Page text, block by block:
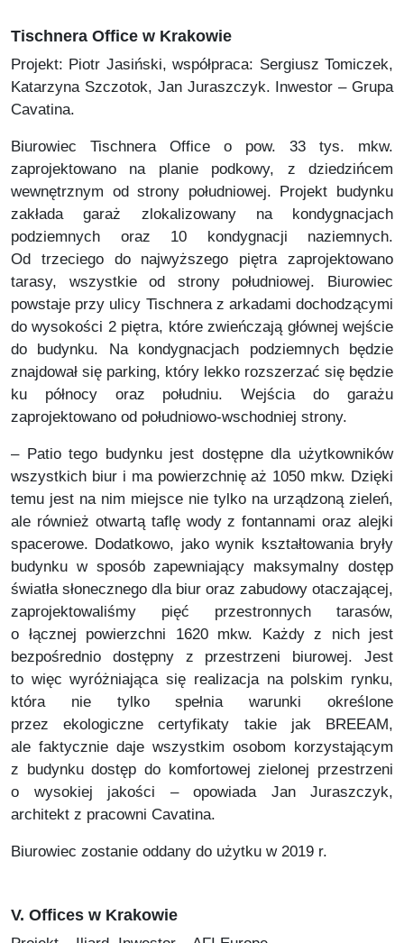
Tischnera Office w Krakowie
Projekt: Piotr Jasiński, współpraca: Sergiusz Tomiczek,
Katarzyna Szczotok, Jan Juraszczyk. Inwestor – Grupa
Cavatina.
Biurowiec Tischnera Office o pow. 33 tys. mkw.
zaprojektowano na planie podkowy, z dziedzińcem
wewnętrznym od strony południowej. Projekt budynku
zakłada garaż zlokalizowany na kondygnacjach
podziemnych oraz 10 kondygnacji naziemnych.
Od trzeciego do najwyższego piętra zaprojektowano
tarasy, wszystkie od strony południowej. Biurowiec
powstaje przy ulicy Tischnera z arkadami dochodzącymi
do wysokości 2 piętra, które zwieńczają głównej wejście
do budynku. Na kondygnacjach podziemnych będzie
znajdował się parking, który lekko rozszerzać się będzie
ku północy oraz południu. Wejścia do garażu
zaprojektowano od południowo-wschodniej strony.
– Patio tego budynku jest dostępne dla użytkowników
wszystkich biur i ma powierzchnię aż 1050 mkw. Dzięki
temu jest na nim miejsce nie tylko na urządzoną zieleń,
ale również otwartą taflę wody z fontannami oraz alejki
spacerowe. Dodatkowo, jako wynik kształtowania bryły
budynku w sposób zapewniający maksymalny dostęp
światła słonecznego dla biur oraz zabudowy otaczającej,
zaprojektowaliśmy pięć przestronnych tarasów,
o łącznej powierzchni 1620 mkw. Każdy z nich jest
bezpośrednio dostępny z przestrzeni biurowej. Jest
to więc wyróżniająca się realizacja na polskim rynku,
która nie tylko spełnia warunki określone
przez ekologiczne certyfikaty takie jak BREEAM,
ale faktycznie daje wszystkim osobom korzystającym
z budynku dostęp do komfortowej zielonej przestrzeni
o wysokiej jakości – opowiada Jan Juraszczyk,
architekt z pracowni Cavatina.
Biurowiec zostanie oddany do użytku w 2019 r.
V. Offices w Krakowie